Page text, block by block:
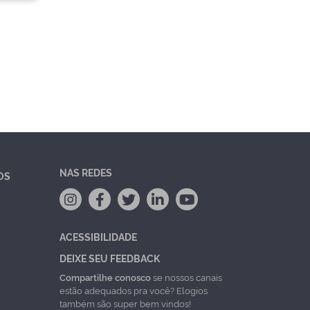
NAS REDES
ACESSIBILIDADE
DEIXE SEU FEEDBACK
Compartilhe conoscose nossos canais
estão adequados pra você? Elogios
também são super bem vindos!